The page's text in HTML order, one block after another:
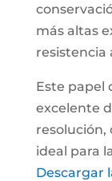
más altas
resistencia
Este papel
excelente
resolución,
ideal para
Descargar